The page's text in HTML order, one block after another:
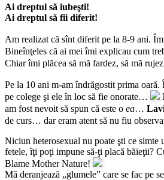
Ai dreptul să iubeşti!
Ai dreptul să fii diferit!
Am realizat că sînt diferit pe la 8-9 ani.
Bineînţeles că ai mei îmi explicau cum
Chiar îmi plăcea să mă fardez, să mă
Pe la 10 ani m-am îndrăgostit prima oară.
pe colege şi ele în loc să fie onorate…
am fost nevoit să spun că este o ea…
de curs… dar eram atent să nu fiu
Niciun heterosexual nu poate şti ce
fetele, îţi poţi impune să-ţi placă băieţii?
Blame Mother Nature!
Mă deranjează „glumele” care se fac pe